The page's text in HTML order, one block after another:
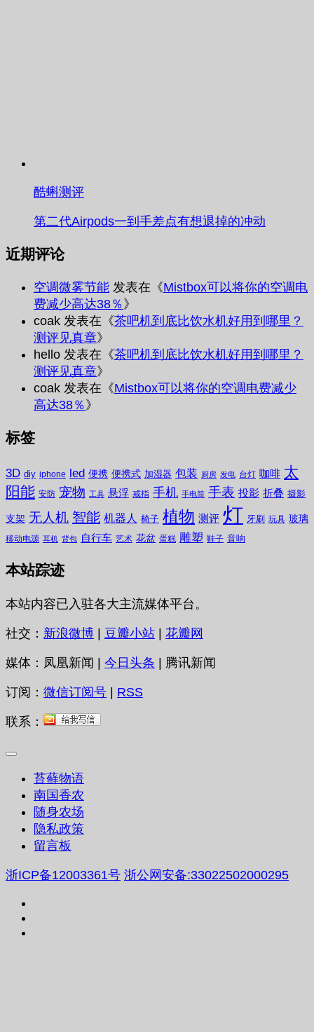
酷蝌测评
第二代Airpods一到手差点有想退掉的冲动
近期评论
空调微雾节能 发表在《Mistbox可以将你的空调电
费减少高达38％ 》
coak 发表在《茶吧机到底比饮水机好用到哪里？
测评见真章》
hello 发表在《茶吧机到底比饮水机好用到哪里？
测评见真章》
coak 发表在《Mistbox可以将你的空调电费减少
高达38％ 》
标签
3D diy iphone led 便携 便携式 加湿器 包装 厨房 发电 台灯 咖啡 太
阳能 安防 宠物 工具 悬浮 戒指 手机 手电筒 手表 投影 折叠 摄影
支架 无人机 智能 机器人 椅子 植物 测评 灯 牙刷 玩具 玻璃
移动电源 耳机 背包 自行车 艺术 花盆 蛋糕 雕塑 鞋子 音响
本站踪迹
本站内容已入驻各大主流媒体平台。
社交： 新浪微博 | 豆瓣小站 | 花瓣网
媒体：凤凰新闻 | 今日头条 | 腾讯新闻
订阅： 微信订阅号 | RSS
联系：
苔藓物语
南国香农
随身农场
隐私政策
留言板
浙ICP备12003361号 浙公网安备:33022502000295